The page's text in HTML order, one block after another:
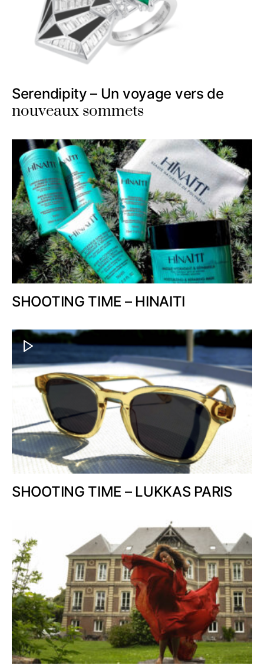
Serendipity – Un voyage vers de
nouveaux sommets
SHOOTING TIME – HINAITI
SHOOTING TIME – LUKKAS PARIS